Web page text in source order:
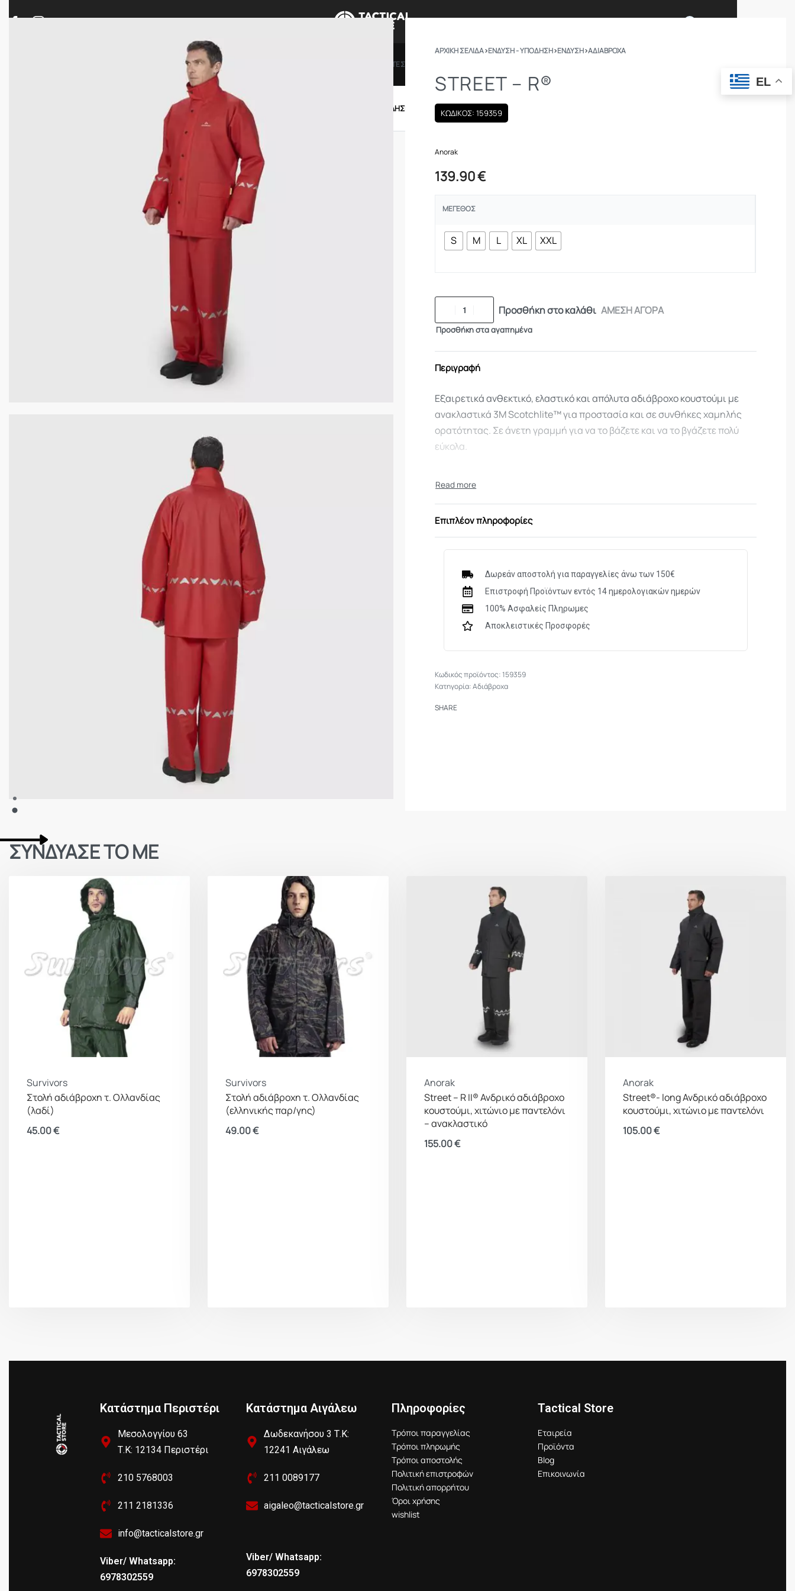
ΝΕΕΣ ΑΦΙΞΕΙΣ ΔΩΡΟΚΑΡΤΕΣ
ΑΕΡΟΒΟΛΑ – AIRSOFT ΕΝΔΥΣΗ – ΥΠΟΔΗΣΗ ΕΞΟΠΛΙΣΜΟΣ
ΑΡΧΙΚΉ ΣΕΛΊΔΑ›ΕΝΔΥΣΗ - ΥΠΟΔΗΣΗ›ΕΝΔΥΣΗ›ΑΔΙΆΒΡΟΧΑ
STREET – R®
ΚΩΔΙΚΟΣ: 159359
Anorak
139.90€
ΜΈΓΕΘΟΣ
S M L XL XXL
Προσθήκη στο καλάθι ΑΜΕΣΗ ΑΓΟΡΑ
Προσθήκη στα αγαπημένα
Περιγραφή
Εξαιρετικά ανθεκτικό, ελαστικό και απόλυτα αδιάβροχο κουστούμι με
ανακλαστικά 3M Scotchlite™ για προστασία και σε συνθήκες χαμηλής
ορατότητας. Σε άνετη γραμμή για να το βάζετε και να το βγάζετε πολύ
εύκολα.
Επιπλέον πληροφορίες
Δωρεάν αποστολή για παραγγελίες άνω των 150€
Επιστροφή Προϊόντων εντός 14 ημερολογιακών ημερών
100% Ασφαλείς Πληρωμες
Αποκλειστικές Προσφορές
159359
Κατηγορία:Αδιάβροχα
SHARE
ΣΥΝΔΥΑΣΕ ΤΟ ΜΕ
Survivors
Στολή αδιάβροχη τ. Ολλανδίας
(λαδί)
45.00€
Survivors
Στολή αδιάβροχη τ. Ολλανδίας
(ελληνικής παρ/γης)
49.00€
Anorak
Street – R II® Ανδρικό αδιάβροχο
κουστούμι, χιτώνιο με παντελόνι
– ανακλαστικό
155.00€
Anorak
Street®- long Ανδρικό αδιάβροχο
κουστούμι, χιτώνιο με παντελόνι
105.00€
Κατάστημα Περιστέρι
Μεσολογγίου 63
Τ.Κ: 12134 Περιστέρι
210 5768003
211 2181336
info@tacticalstore.gr
Viber/ Whatsapp:
6978302559
Κατάστημα Αιγάλεω
Δωδεκανήσου 3 Τ.Κ:
12241 Αιγάλεω
211 0089177
aigaleo@tacticalstore.gr
Viber/ Whatsapp:
6978302559
Πληροφορίες
Τρόποι παραγγελίας
Τρόποι πληρωμής
Τρόποι αποστολής
Πολιτική επιστροφών
Πολιτική απορρήτου
Όροι χρήσης
wishlist
Tactical Store
Εταιρεία
Προϊόντα
Blog
Επικοινωνία
EL